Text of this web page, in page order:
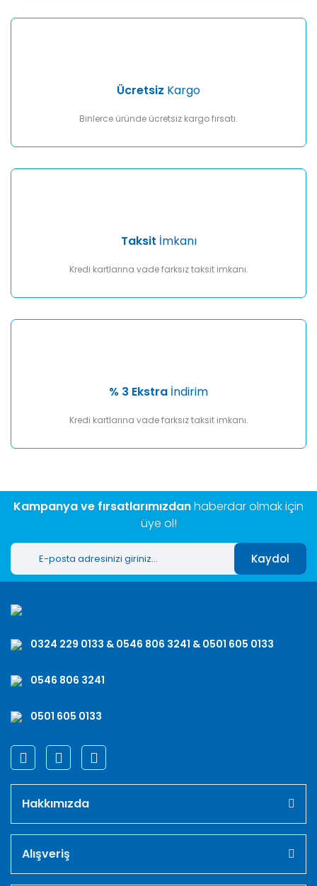
Ücretsiz Kargo
Binlerce üründe ücretsiz kargo fırsatı.
Taksit İmkanı
Kredi kartlarına vade farksız taksit imkanı.
% 3 Ekstra İndirim
Kredi kartlarına vade farksız taksit imkanı.
Kampanya ve fırsatlarımızdanhaberdar olmak için
üye ol!
Kaydol
0324 229 0133 & 0546 806 3241 & 0501 605 0133
0546 806 3241
0501 605 0133
Hakkımızda
Alışveriş